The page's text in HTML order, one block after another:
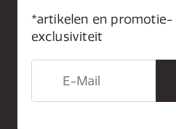
*artikelen en promotie-
exclusiviteit